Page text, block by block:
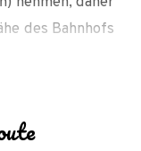
des Bahnhofs